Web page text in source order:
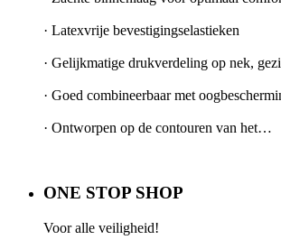
· Latexvrije bevestigingselastieken
· Gelijkmatige drukverdeling op nek,
· Goed combineerbaar met
· Ontworpen op de contouren van het…
ONE STOP SHOP
Voor alle veiligheid!